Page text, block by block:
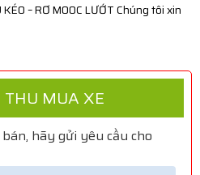
– RƠ MOOC LƯỚT Chúng tôi xin
THU MUA XE
hãy gửi yêu cầu cho